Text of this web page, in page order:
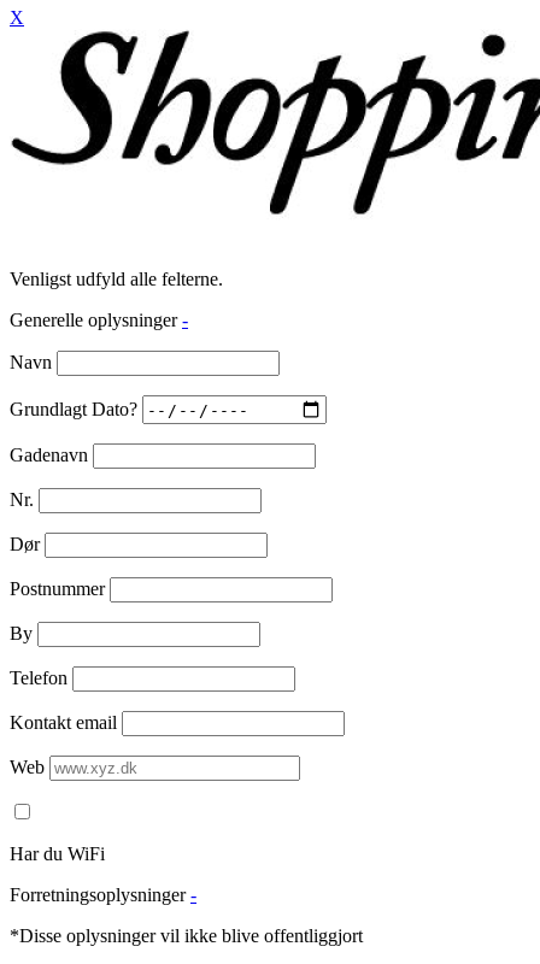
X
Venligst udfyld alle felterne.
Generelle oplysninger -
Navn
Grundlagt Dato?
Gadenavn
Nr.
Dør
Postnummer
By
Telefon
Kontakt email
Web
Har du WiFi
Forretningsoplysninger -
*Disse oplysninger vil ikke blive offentliggjort